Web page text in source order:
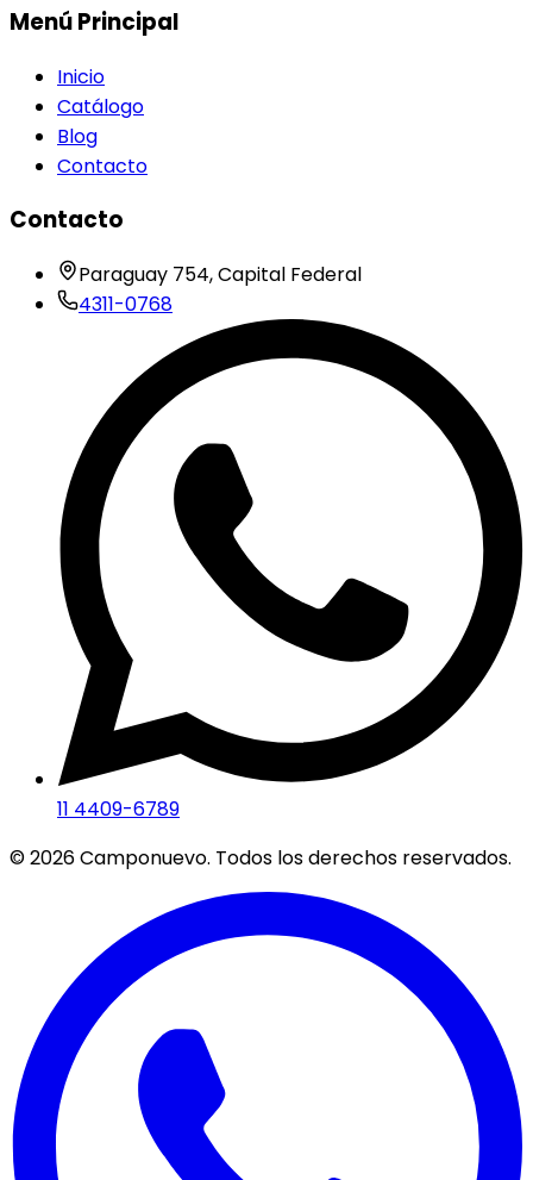
Menú Principal
Inicio
Catálogo
Blog
Contacto
Contacto
Paraguay 754, Capital Federal
4311-0768
11 4409-6789
©2026Camponuevo. Todos los derechos reservados.